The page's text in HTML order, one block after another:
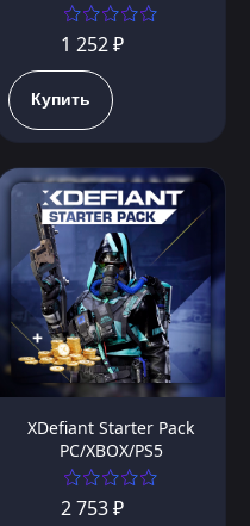
1 252 ₽
Купить
XDefiant Starter Pack
PC/XBOX/PS5
2 753 ₽